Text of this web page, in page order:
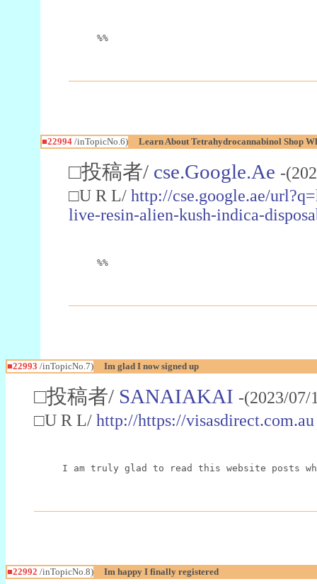
%%
■22994/inTopicNo.6) Learn About Tetrahydrocannabinol Shop
□投稿者/ cse.Google.Ae -
□U R L/ http://cse.google.ae/
live-resin-alien-kush-indica-
%%
■22993 /inTopicNo.7) Im glad I now signed up
□投稿者/ SANAIAKAI -(2023/
□U R L/ http://https://visasdirect.com.au
I am truly glad to read this website posts
■22992 /inTopicNo.8) Im happy I finally registered